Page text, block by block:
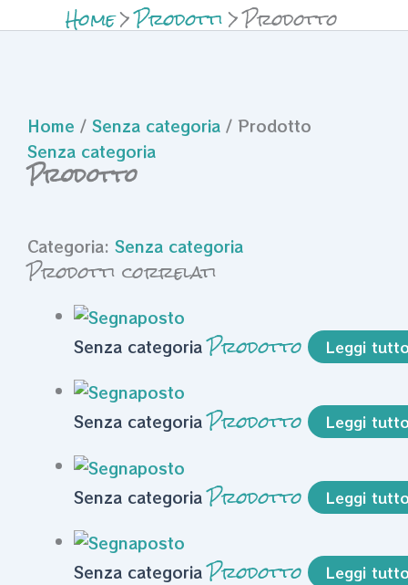
Home Prodotti Prodotto
Home / Senza categoria / Prodotto
Senza categoria
Prodotto
Categoria: Senza categoria
Prodotti correlati
Senza categoriaProdotto Leggi tutto
Senza categoriaProdotto Leggi tutto
Senza categoriaProdotto Leggi tutto
Senza categoriaProdotto Leggi tutto